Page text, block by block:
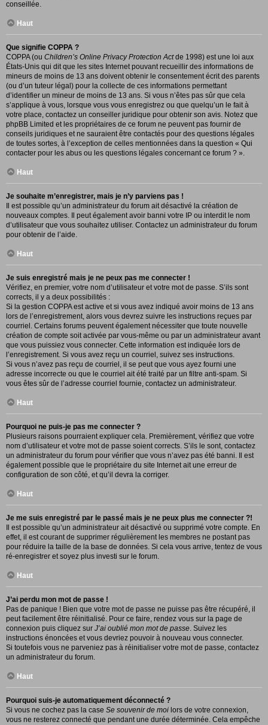
conseillée.
Haut
Que signifie COPPA ?
COPPA (ou Children’s Online Privacy Protection Actde 1998) est une loi aux
États-Unis qui dit que les sites Internet pouvant recueillir des informations de
mineurs de moins de 13 ans doivent obtenir le consentement écrit des parents
(ou d’un tuteur légal) pour la collecte de ces informations permettant
d’identifier un mineur de moins de 13 ans. Si vous n’êtes pas sûr que cela
s’applique à vous, lorsque vous vous enregistrez ou que quelqu’un le fait à
votre place, contactez un conseiller juridique pour obtenir son avis. Notez que
phpBB Limited et les propriétaires de ce forum ne peuvent pas fournir de
conseils juridiques et ne sauraient être contactés pour des questions légales
de toutes sortes, à l’exception de celles mentionnées dans la question « Qui
contacter pour les abus ou les questions légales concernant ce forum ? ».
Haut
Je souhaite m’enregistrer, mais je n’y parviens pas !
Il est possible qu’un administrateur du forum ait désactivé la création de
nouveaux comptes. Il peut également avoir banni votre IP ou interdit le nom
d’utilisateur que vous souhaitez utiliser. Contactez un administrateur du forum
pour obtenir de l’aide.
Haut
Je suis enregistré mais je ne peux pas me connecter !
Vérifiez, en premier, votre nom d’utilisateur et votre mot de passe. S’ils sont
corrects, il y a deux possibilités :
Si la gestion COPPA est active et si vous avez indiqué avoir moins de 13 ans
lors de l’enregistrement, alors vous devrez suivre les instructions reçues par
courriel. Certains forums peuvent également nécessiter que toute nouvelle
création de compte soit activée par vous-même ou par un administrateur avant
que vous puissiez vous connecter. Cette information est indiquée lors de
l’enregistrement. Si vous avez reçu un courriel, suivez ses instructions.
Si vous n’avez pas reçu de courriel, il se peut que vous ayez fourni une
adresse incorrecte ou que le courriel ait été traité par un filtre anti-spam. Si
vous êtes sûr de l’adresse courriel fournie, contactez un administrateur.
Haut
Pourquoi ne puis-je pas me connecter ?
Plusieurs raisons pourraient expliquer cela. Premièrement, vérifiez que votre
nom d’utilisateur et votre mot de passe soient corrects. S’ils le sont, contactez
un administrateur du forum pour vérifier que vous n’avez pas été banni. Il est
également possible que le propriétaire du site Internet ait une erreur de
configuration de son côté, et qu’il devra la corriger.
Haut
Je me suis enregistré par le passé mais je ne peux plus me connecter ?!
Il est possible qu’un administrateur ait désactivé ou supprimé votre compte. En
effet, il est courant de supprimer régulièrement les membres ne postant pas
pour réduire la taille de la base de données. Si cela vous arrive, tentez de vous
ré-enregistrer et soyez plus investi sur le forum.
Haut
J’ai perdu mon mot de passe !
Pas de panique ! Bien que votre mot de passe ne puisse pas être récupéré, il
peut facilement être réinitialisé. Pour ce faire, rendez vous sur la page de
connexion puis cliquez sur J’ai oublié mon mot de passe . Suivez les
instructions énoncées et vous devriez pouvoir à nouveau vous connecter.
Si toutefois vous ne parveniez pas à réinitialiser votre mot de passe, contactez
un administrateur du forum.
Haut
Pourquoi suis-je automatiquement déconnecté ?
Si vous ne cochez pas la case Se souvenir de moi lors de votre connexion,
vous ne resterez connecté que pendant une durée déterminée. Cela empêche